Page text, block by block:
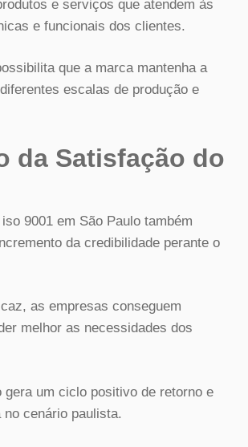
e serviços que atendem às
e funcionais dos clientes.
que a marca mantenha a
escalas de produção e
da Satisfação do
9001 em São Paulo também
da credibilidade perante o
as empresas conseguem
melhor as necessidades dos
gera um ciclo positivo de retorno e
no cenário paulista.